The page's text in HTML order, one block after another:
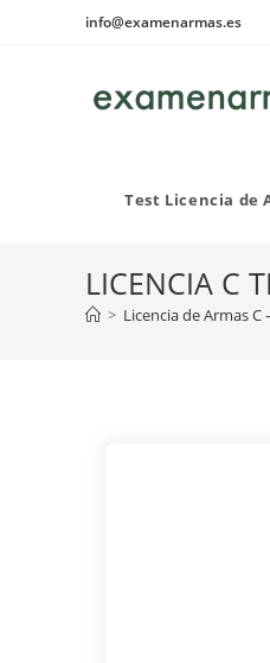
info@examenarmas.es
Test Licencia de
LICENCIA C
> Licencia de Armas